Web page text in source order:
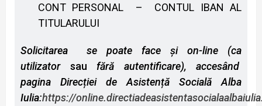
CONT PERSONAL – CONTUL IBAN AL
TITULARULUI
Solicitarea se poate face și on-line (ca
utilizator sau fără autentificare), accesând
pagina Direcției de Asistență Socială Alba
Iulia:https://